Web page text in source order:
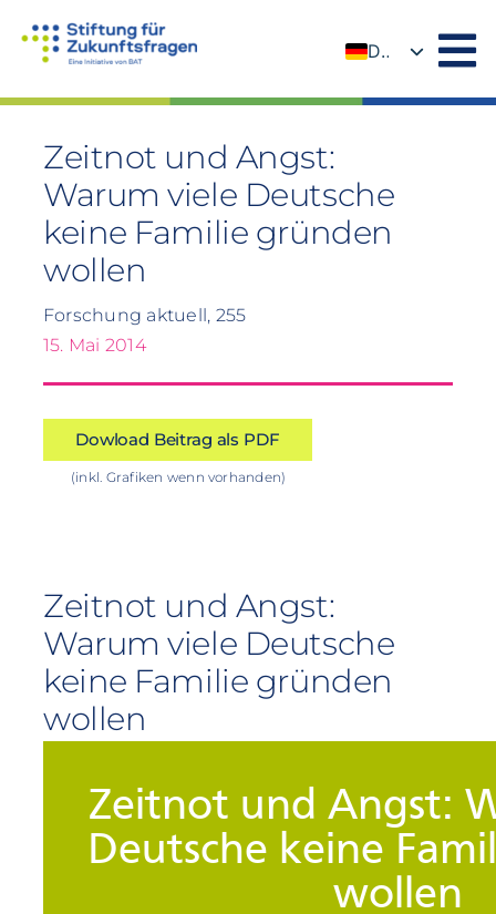
Inhalt
DE
Zeitnot und Angst:
Warum viele Deutsche
keine Familie gründen
wollen
Forschung aktuell, 255
15. Mai 2014
Dowload Beitrag als PDF
(inkl. Grafiken wenn vorhanden)
Zeitnot und Angst:
Warum viele Deutsche
keine Familie gründen
wollen